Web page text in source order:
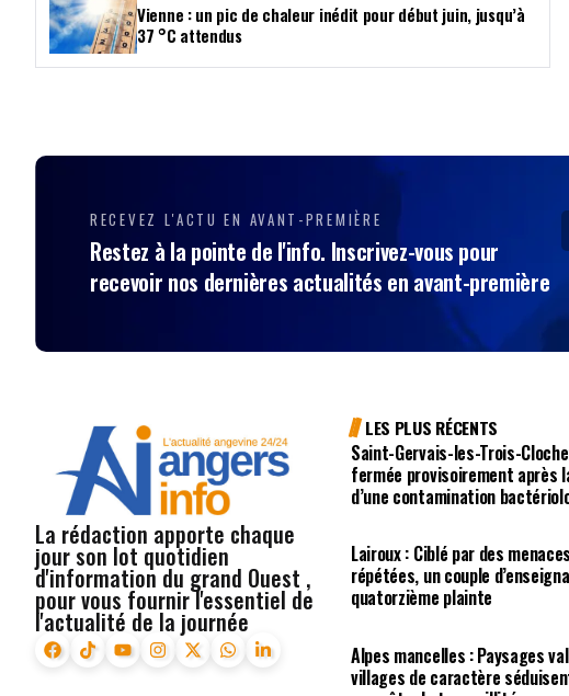
Vienne : un pic de chaleur inédit pour début juin, jusqu’à
37 °C attendus
RECEVEZ L'ACTU EN AVANT-PREMIÈRE
Restez à la pointe de l'info. Inscrivez-vous pour
recevoir nos dernières actualités en avant-première
La rédaction apporte chaque
jour son lot quotidien
d'information du grand Ouest ,
pour vous fournir l'essentiel de
l'actualité de la journée
LES PLUS RÉCENTS
Saint-Gervais-les-Trois-
fermée provisoirement après
d’une contamination
Lairoux : Ciblé par des
répétées, un couple
quatorzième plainte
Alpes mancelles : Paysages
villages de caractère